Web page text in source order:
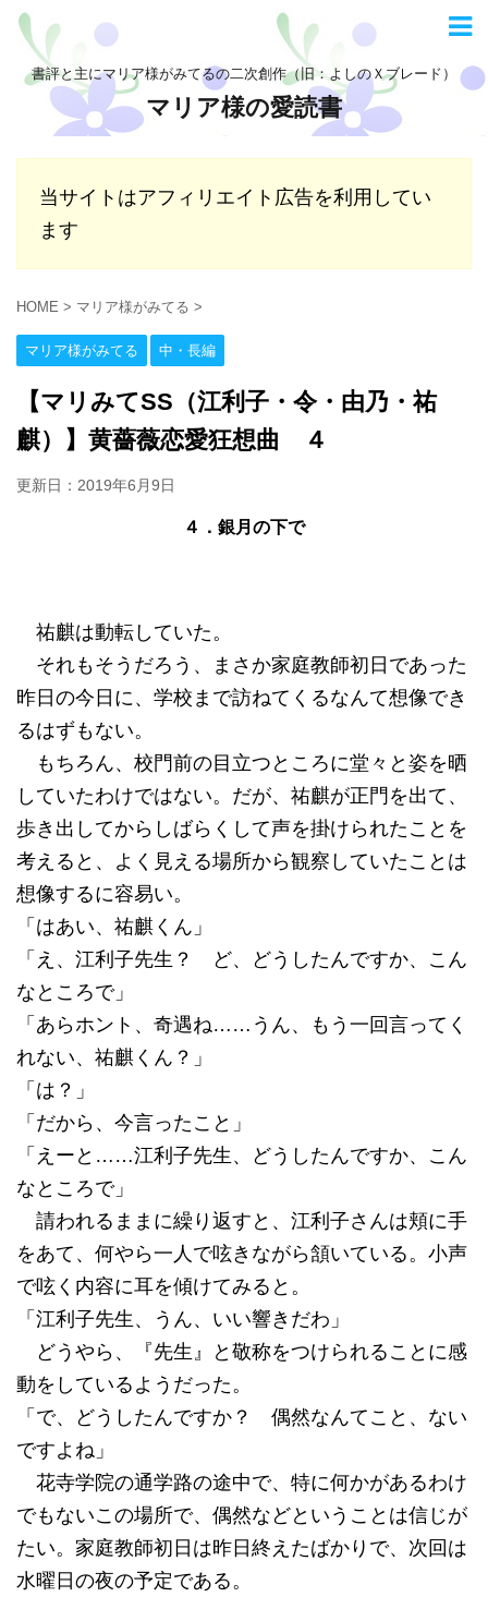
書評と主にマリア様がみてるの二次創作（旧：よしのＸブレード）
マリア様の愛読書
当サイトはアフィリエイト広告を利用してい
ます
HOME > マリア様がみてる >
マリア様がみてる 中・長編
【マリみてSS（江利子・令・由乃・祐
麒）】黄薔薇恋愛狂想曲 ４
更新日： 2019年6月9日
４．銀月の下で
祐麒は動転していた。
それもそうだろう、まさか家庭教師初日であった
昨日の今日に、学校まで訪ねてくるなんて想像でき
るはずもない。
もちろん、校門前の目立つところに堂々と姿を晒
していたわけではない。だが、祐麒が正門を出て、
歩き出してからしばらくして声を掛けられたことを
考えると、よく見える場所から観察していたことは
想像するに容易い。
「はあい、祐麒くん」
「え、江利子先生？ ど、どうしたんですか、こん
なところで」
「あらホント、奇遇ね……うん、もう一回言ってく
れない、祐麒くん？」
「は？」
「だから、今言ったこと」
「えーと……江利子先生、どうしたんですか、こん
なところで」
請われるままに繰り返すと、江利子さんは頬に手
をあて、何やら一人で呟きながら頷いている。小声
で呟く内容に耳を傾けてみると。
「江利子先生、うん、いい響きだわ」
どうやら、『先生』と敬称をつけられることに感
動をしているようだった。
「で、どうしたんですか？ 偶然なんてこと、ない
ですよね」
花寺学院の通学路の途中で、特に何かがあるわけ
でもないこの場所で、偶然などということは信じが
たい。家庭教師初日は昨日終えたばかりで、次回は
水曜日の夜の予定である。